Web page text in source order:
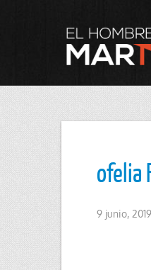
ofelia
9 junio, 2019